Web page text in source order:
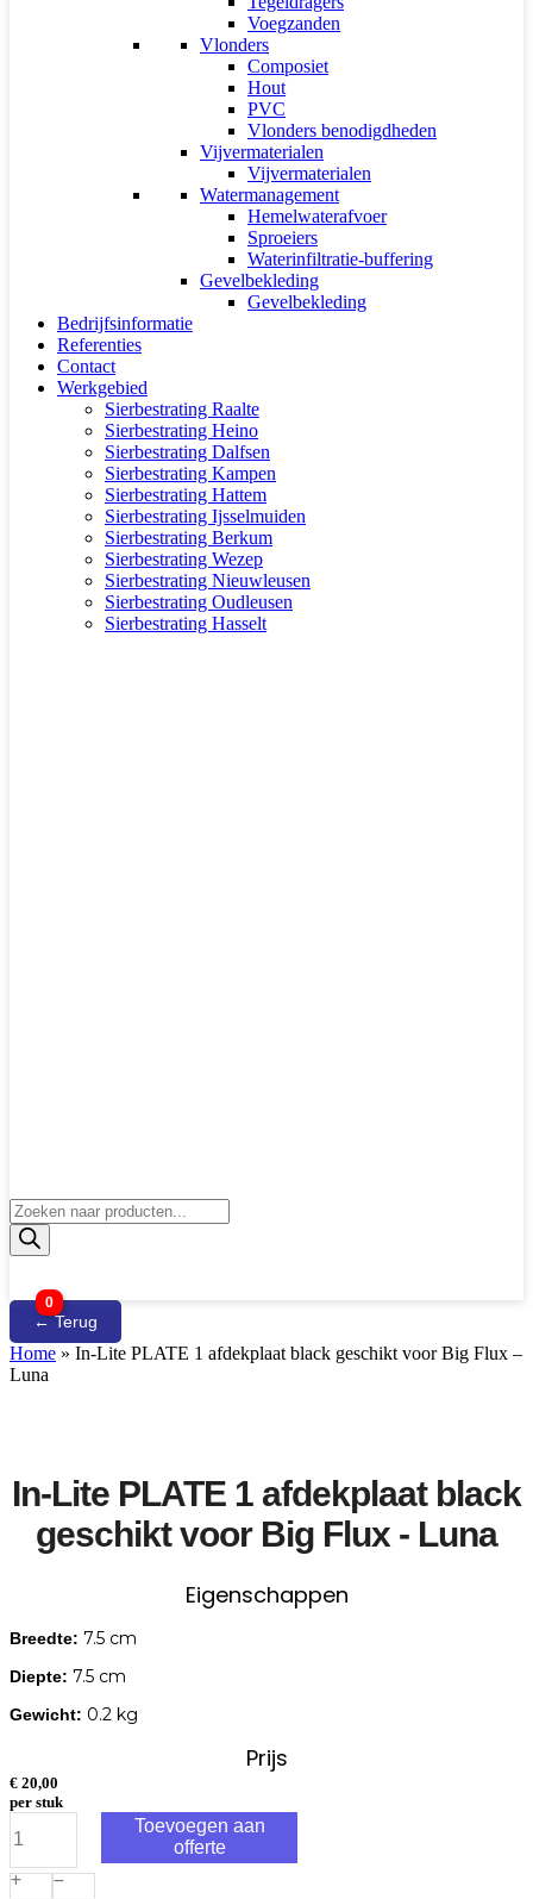
Voegzanden
Vlonders
Composiet
Hout
PVC
Vlonders benodigdheden
Vijvermaterialen
Vijvermaterialen
Watermanagement
Hemelwaterafvoer
Sproeiers
Waterinfiltratie-buffering
Gevelbekleding
Gevelbekleding
Bedrijfsinformatie
Referenties
Contact
Werkgebied
Sierbestrating Raalte
Sierbestrating Heino
Sierbestrating Dalfsen
Sierbestrating Kampen
Sierbestrating Hattem
Sierbestrating Ijsselmuiden
Sierbestrating Berkum
Sierbestrating Wezep
Sierbestrating Nieuwleusen
Sierbestrating Oudleusen
Sierbestrating Hasselt
Producten
zoeken
0
← Terug
Home » In-Lite PLATE 1 afdekplaat black geschikt voor Big Flux –
Luna
In-Lite PLATE 1 afdekplaat black
geschikt voor Big Flux - Luna
Eigenschappen
Breedte: 7.5 cm
Diepte: 7.5 cm
Gewicht: 0.2 kg
Prijs
€ 20,00
per stuk
Lite
PLATE
1
Toevoegen aan
offerte